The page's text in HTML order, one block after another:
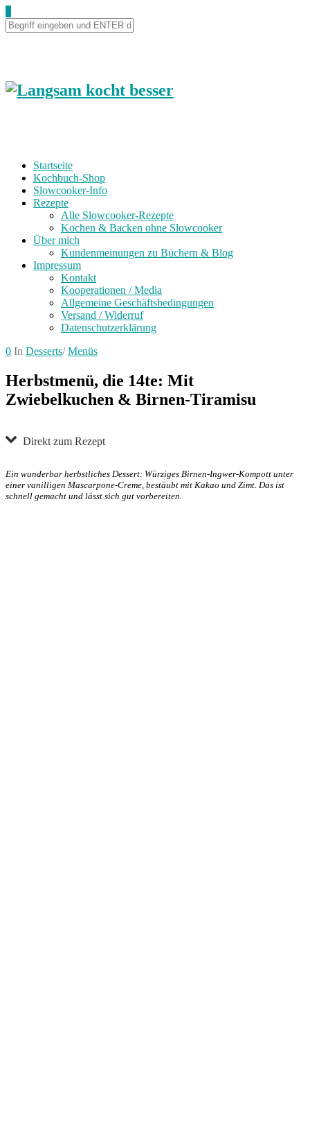
to
Recipe
Startseite
Kochbuch-Shop
Slowcooker-Info
Rezepte
Alle Slowcooker-Rezepte
Kochen & Backen ohne Slowcooker
Über mich
Kundenmeinungen zu Büchern & Blog
Impressum
Kontakt
Kooperationen / Media
Allgemeine Geschäftsbedingungen
Versand / Widerruf
Datenschutzerklärung
0 In Desserts/ Menüs
Herbstmenü, die 14te: Mit
Zwiebelkuchen & Birnen-Tiramisu
Direkt zum Rezept
Ein wunderbar herbstliches Dessert: Würziges Birnen-Ingwer-Kompott unter
einer vanilligen Mascarpone-Creme, bestäubt mit Kakao und Zimt. Das ist
schnell gemacht und lässt sich gut vorbereiten.